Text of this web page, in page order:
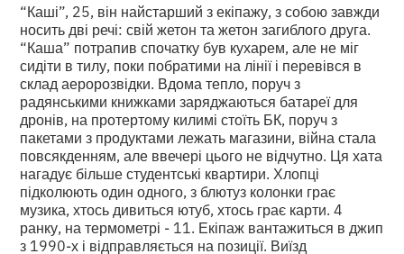
“Каші”, 25, він найстарший з екіпажу, з собою завжди
носить дві речі: свій жетон та жетон загиблого друга.
“Каша” потрапив спочатку був кухарем, але не міг
сидіти в тилу, поки побратими на лінії і перевівся в
склад аеророзвідки. Вдома тепло, поруч з
радянськими книжками заряджаються батареї для
дронів, на протертому килимі стоїть БК, поруч з
пакетами з продуктами лежать магазини, війна стала
повсякденням, але ввечері цього не відчутно. Ця хата
нагадує більше студентські квартири. Хлопці
підколюють один одного, з блютуз колонки грає
музика, хтось дивиться ютуб, хтось грає карти. 4
ранку, на термометрі - 11. Екіпаж вантажиться в джип
з 1990-х і відправляється на позиції. Виїзд